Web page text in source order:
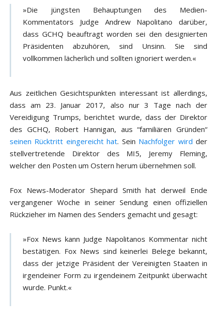
»Die jüngsten Behauptungen des Medien-
Kommentators Judge Andrew Napolitano darüber,
dass GCHQ beauftragt worden sei den designierten
Präsidenten abzuhören, sind Unsinn. Sie sind
vollkommen lächerlich und sollten ignoriert werden.«
Aus zeitlichen Gesichtspunkten interessant ist allerdings,
dass am 23. Januar 2017, also nur 3 Tage nach der
Vereidigung Trumps, berichtet wurde, dass der Direktor
des GCHQ, Robert Hannigan, aus “familiären Gründen“
seinen Rücktritt eingereicht hat. Sein Nachfolger wird der
stellvertretende Direktor des MI5, Jeremy Fleming,
welcher den Posten um Ostern herum übernehmen soll.
Fox News-Moderator Shepard Smith hat derweil Ende
vergangener Woche in seiner Sendung einen offiziellen
Rückzieher im Namen des Senders gemacht und gesagt:
»Fox News kann Judge Napolitanos Kommentar nicht
bestätigen. Fox News sind keinerlei Belege bekannt,
dass der jetzige Präsident der Vereinigten Staaten in
irgendeiner Form zu irgendeinem Zeitpunkt überwacht
wurde. Punkt.«